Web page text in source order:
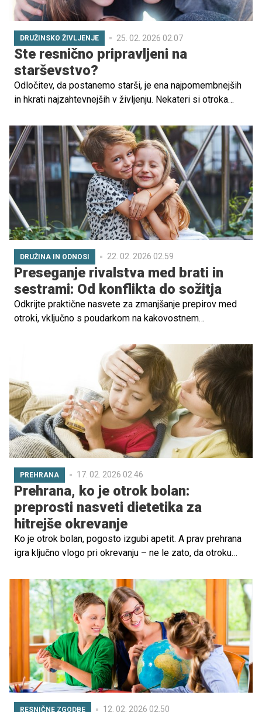
DRUŽINSKO ŽIVLJENJE 25. 02. 2026 02.07
Ste resnično pripravljeni na
starševstvo?
Odločitev, da postanemo starši, je ena najpomembnejših
in hkrati najzahtevnejših v življenju. Nekateri si otroka
razmišljali ali to niso nikoli čutili kot osebno pomembno.
Oboje je povsem v redu, vendar pa, če razmišljate o
starševstvu, je ključno, da k tej odločitvi pristopite z
odgovornostjo in pripravljenostjo.
DRUŽINA IN ODNOSI 22. 02. 2026 02.59
Preseganje rivalstva med brati in
sestrami: Od konflikta do sožitja
Odkrijte praktične nasvete za zmanjšanje prepirov med
otroki, vključno s poudarkom na kakovostnem
mediacije, ki spodbujajo bolj mirno domače okolje.
PREHRANA 17. 02. 2026 02.46
Prehrana, ko je otrok bolan:
preprosti nasveti dietetika za
hitrejše okrevanje
Ko je otrok bolan, pogosto izgubi apetit. A prav prehrana
igra ključno vlogo pri okrevanju – ne le zato, da otroku
in podpira imunski sistem. Strokovnjaki priporočajo
preprosto, hranljivo in lahko prebavljivo hrano, ki otroku ne
obremenjuje prebavnega sistema in obenem podpira
okrevanje.
RESNIČNE ZGODBE 12. 02. 2026 02.50